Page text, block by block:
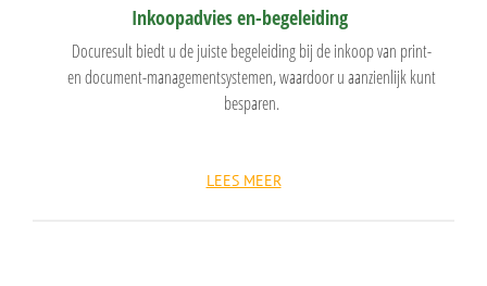
Inkoopadvies en-begeleiding
Docuresult biedt u de juiste begeleiding bij de inkoop van print-
en document-managementsystemen, waardoor u aanzienlijk kunt
besparen.
LEES MEER